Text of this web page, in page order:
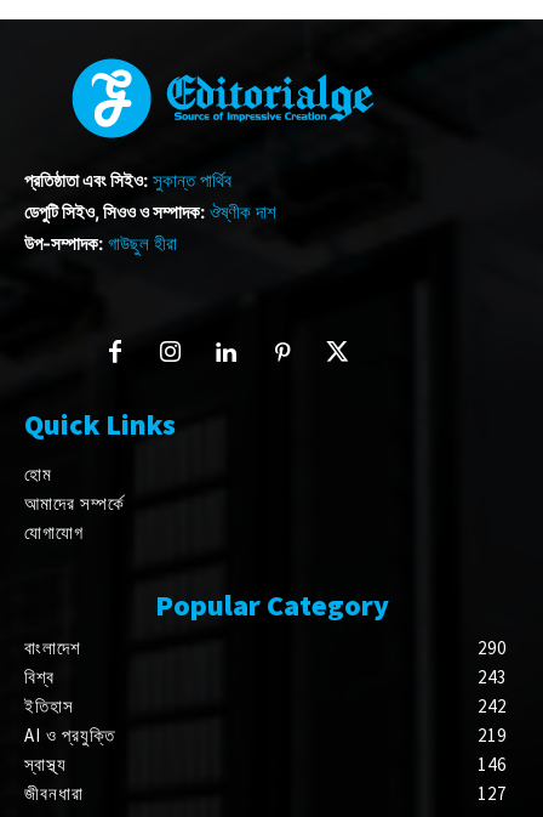
প্রতিষ্ঠাতা এবং সিইও: সুকান্ত পার্থিব
ডেপুটি সিইও, সিওও ও সম্পাদক: ঔষ্ণীক দাশ
উপ-সম্পাদক: গাউছুল হীরা
Quick Links
হোম
আমাদের সম্পর্কে
যোগাযোগ
Popular Category
বাংলাদেশ
290
বিশ্ব
243
ইতিহাস
242
AI ও প্রযুক্তি
219
স্বাস্থ্য
146
জীবনধারা
127